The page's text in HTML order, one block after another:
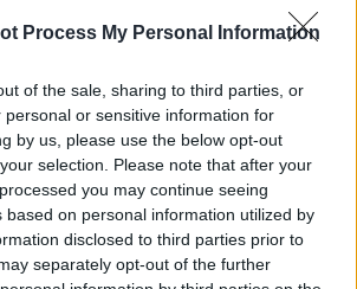
Process My Personal Information
of the sale, sharing to third parties, or
personal or sensitive information for
by us, please use the below opt-out
selection. Please note that after your
you may continue seeing
based on personal information utilized by
disclosed to third parties prior to
separately opt-out of the further
zavarta túlságosan a katonát,
visszafelé.
azt, hogy pontosan hol is készült a
az, hogy valahol a
ezen a környéken a leghevesebbek a
Ukrainian soldier writes the field
defending his position against a
never seen anything like this before
March 2, 2023 A felvételen egy...